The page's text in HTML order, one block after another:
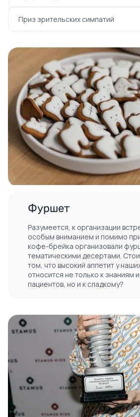
Приз зрительских симпатий
Фуршет
Разумеется, к организации
особым вниманием и помимо
кофе-брейка организовали
тематическими десертами.
том, что высокий аппетит у
относится не только к знаниям
пациентов, но и к сладкому?